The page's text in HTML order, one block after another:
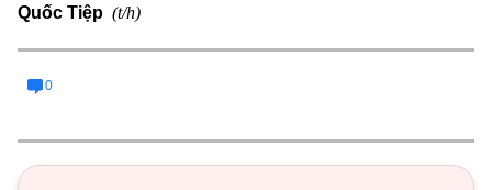
Quốc Tiệp (t/h)
0